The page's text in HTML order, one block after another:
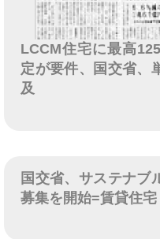
LCCM住宅に最高
定が要件、国交省、
及
国交省、サステナブ
募集を開始=賃貸住